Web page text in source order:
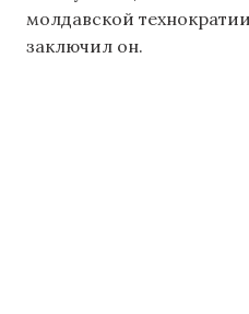
молдавской
заключил он.